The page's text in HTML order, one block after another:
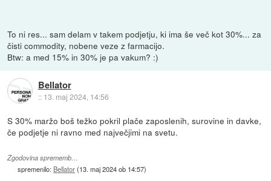
To ni res... sam delam v takem podjetju, ki ima še več kot 30%... za
čisti commodity, nobene veze z farmacijo.
Btw: a med 15% in 30% je pa vakum? :)
Bellator
:: 13. maj 2024, 14:56
S 30% maržo boš težko pokril plače zaposlenih, surovine in davke,
če podjetje ni ravno med največjimi na svetu.
Zgodovina sprememb…
spremenilo: Bellator(13. maj 2024 ob 14:57)